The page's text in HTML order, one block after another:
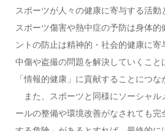
スポーツが人々の健康に寄与する活動
スポーツ傷害や熱中症の予防は身体的
ントの防止は精神的・社会的健康に
中傷や盗撮の問題を解決していくこと
「情報的健康」に貢献することにつな
また、スポーツと同様にソーシャル
ールの整備や環境改善がなされても